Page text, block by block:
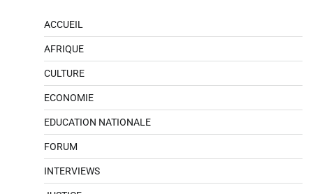
ACCUEIL
AFRIQUE
CULTURE
ECONOMIE
EDUCATION NATIONALE
FORUM
INTERVIEWS